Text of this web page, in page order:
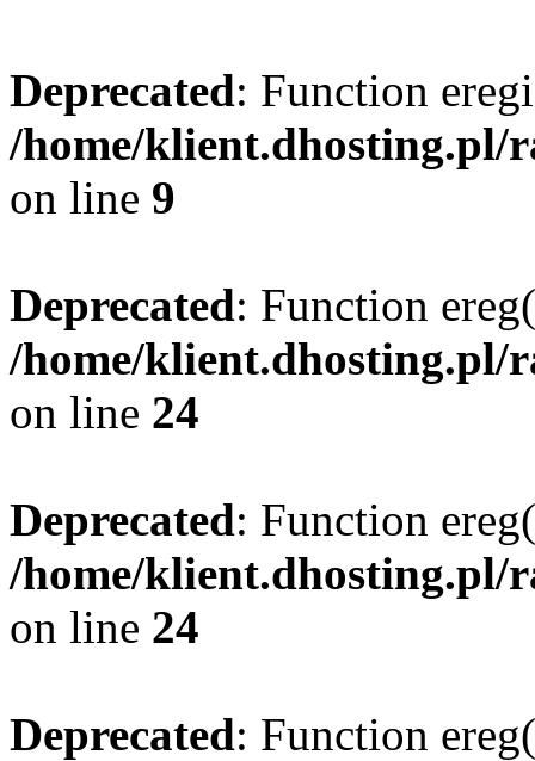
Deprecated: Function
/home/klient.dhosting.pl/
on line 9
Deprecated: Function
/home/klient.dhosting.pl/
on line 24
Deprecated: Function
/home/klient.dhosting.pl/
on line 24
Deprecated: Function